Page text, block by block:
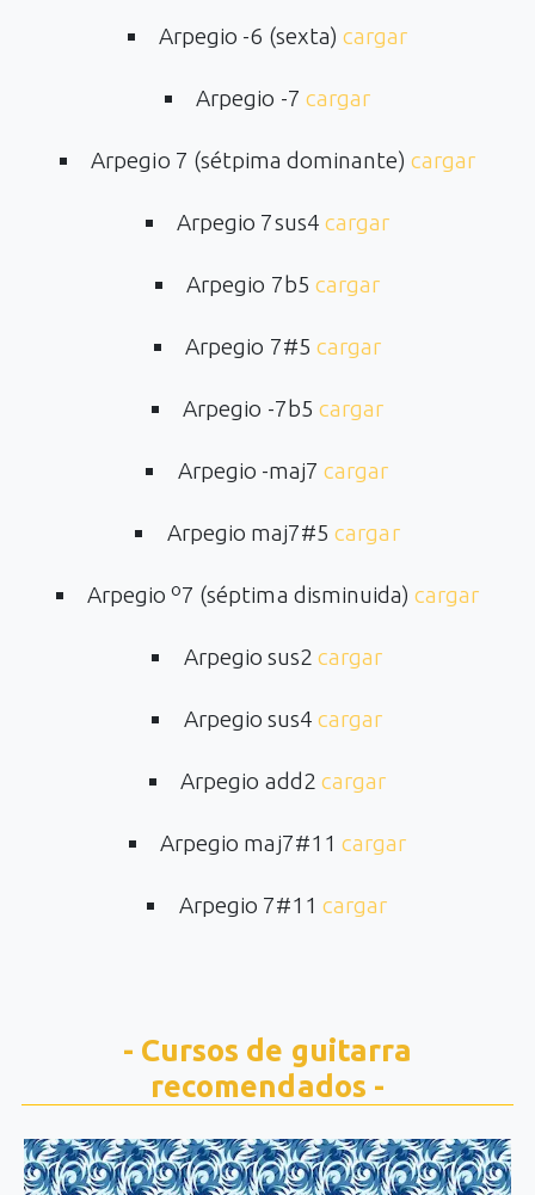
Arpegio -6 (sexta) cargar
Arpegio -7 cargar
Arpegio 7 (sétpima dominante) cargar
Arpegio 7sus4 cargar
Arpegio 7b5 cargar
Arpegio 7#5 cargar
Arpegio -7b5 cargar
Arpegio -maj7cargar
Arpegio maj7#5cargar
Arpegio º7 (séptima disminuida)cargar
Arpegio sus2cargar
Arpegio sus4cargar
Arpegio add2 cargar
Arpegio maj7#11 cargar
Arpegio 7#11cargar
- Cursos de guitarra
recomendados -